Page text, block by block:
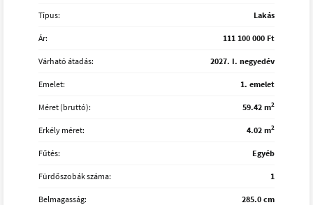
Típus: Lakás
Ár: 111 100 000 Ft
Várható átadás: 2027. I. negyedév
Emelet: 1. emelet
Méret (bruttó): 59.42 m2
Erkély méret: 4.02 m2
Fűtés: Egyéb
Fürdőszobák száma: 1
Belmagasság: 285.0 cm